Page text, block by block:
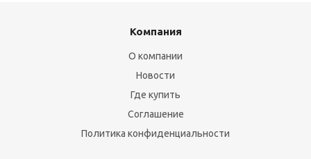
Компания
О компании
Новости
Где купить
Соглашение
Политика конфиденциальности